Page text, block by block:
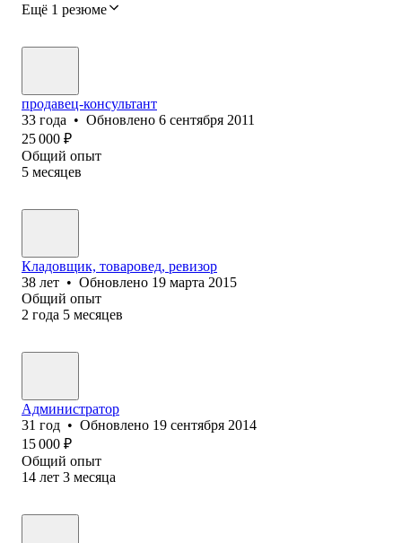
Ещё 1 резюме
продавец-консультант
33 года • Обновлено 6 сентября 2011
25 000 ₽
Общий опыт
5 месяцев
Кладовщик, товаровед, ревизор
38 лет • Обновлено 19 марта 2015
Общий опыт
2 года 5 месяцев
Администратор
31 год • Обновлено 19 сентября 2014
15 000 ₽
Общий опыт
14 лет 3 месяца